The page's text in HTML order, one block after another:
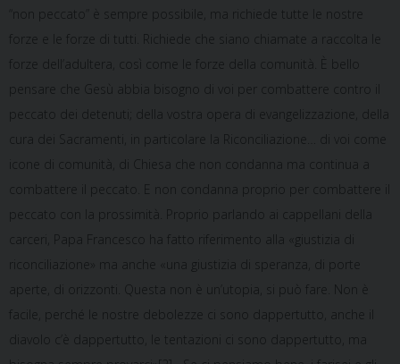
“non peccato” è sempre possibile, ma richiede tutte le nostre
forze e le forze di tutti. Richiede che siano chiamate a raccolta le
forze dell’adultera, così come le forze della comunità. È bello
pensare che Gesù abbia bisogno di voi per combattere contro il
peccato dei detenuti; della vostra opera di evangelizzazione, della
cura dei Sacramenti, in particolare la Riconciliazione… di voi come
icone di comunità, di Chiesa che non condanna ma continua a
combattere il peccato. E non condanna proprio per combattere il
peccato con la prossimità. Proprio parlando ai cappellani della
carceri, Papa Francesco ha fatto riferimento alla «giustizia di
riconciliazione» ma anche «una giustizia di speranza, di porte
aperte, di orizzonti. Questa non è un’utopia, si può fare. Non è
facile, perché le nostre debolezze ci sono dappertutto, anche il
diavolo c’è dappertutto, le tentazioni ci sono dappertutto, ma